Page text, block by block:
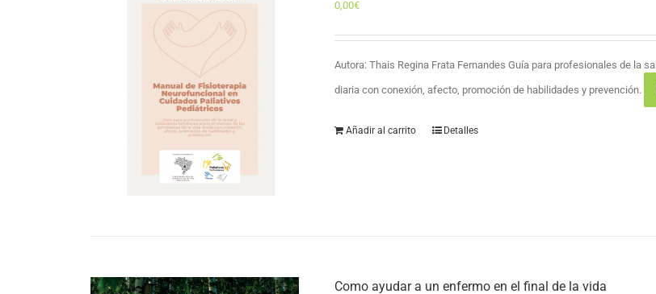
0,00€
Autora: Thais Regina Frata Fernandes Guía para profesionales de la
diaria con conexión, afecto, promoción de habilidades y prevención.
Añadir al carrito Detalles
Como ayudar a un enfermo en el final de la vida